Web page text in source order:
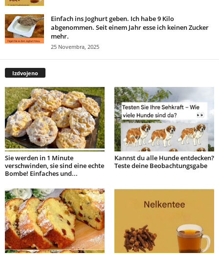
Einfach ins Joghurt geben. Ich habe 9 Kilo
abgenommen. Seit einem Jahr esse ich keinen Zucker
mehr.
25 Novembra, 2025
Izdvojeno
Sie werden in 1 Minute
verschwinden, sie sind eine echte
Bombe! Einfaches und...
Kannst du alle Hunde entdecken?
Teste deine Beobachtungsgabe